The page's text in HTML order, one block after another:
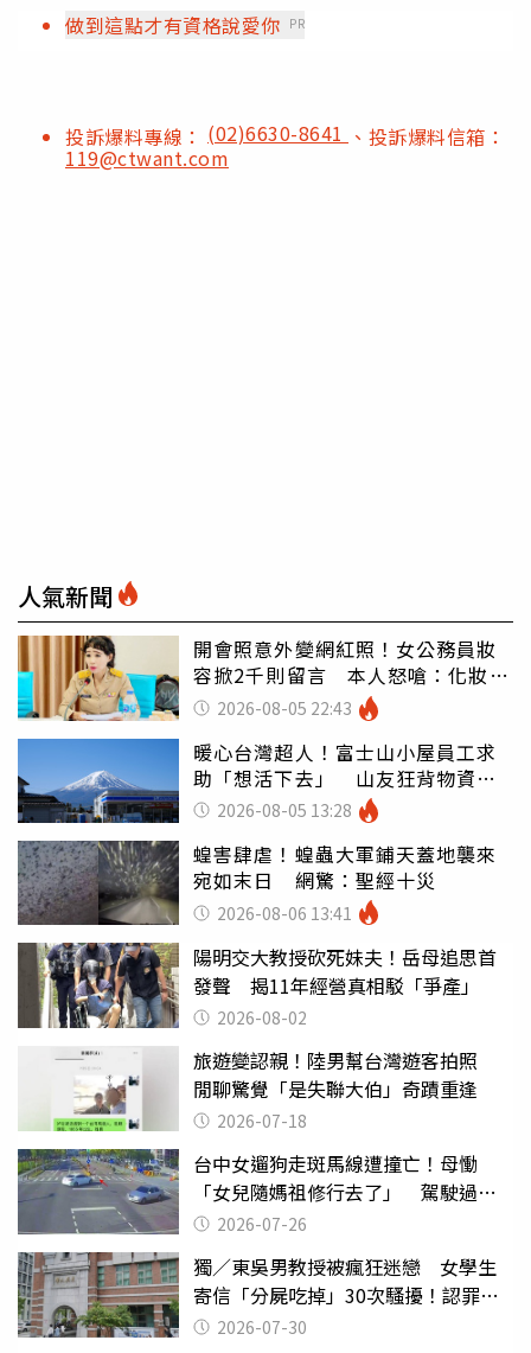
做到這點才有資格說愛你 PR
投訴爆料專線： (02)6630-8641 、投訴爆料信箱：
119@ctwant.com
人氣新聞
開會照意外變網紅照！女公務員妝
容掀2千則留言 本人怒嗆：化妝有
錯嗎2026-08-05 22:43
暖心台灣超人！富士山小屋員工求
助「想活下去」 山友狂背物資上
山：台灣真的是寶島
2026-08-05 13:28
蝗害肆虐！蝗蟲大軍鋪天蓋地襲來
宛如末日 網驚：聖經十災
2026-08-06 13:41
陽明交大教授砍死妹夫！岳母追思首
發聲 揭11年經營真相駁「爭產」
2026-08-02
旅遊變認親！陸男幫台灣遊客拍照
閒聊驚覺「是失聯大伯」奇蹟重逢
2026-07-18
台中女遛狗走斑馬線遭撞亡！母慟
「女兒隨媽祖修行去了」 駕駛過失
致死判9月
2026-07-26
獨／東吳男教授被瘋狂迷戀 女學生
寄信「分屍吃掉」30次騷擾！認罪免
關 2026-07-30